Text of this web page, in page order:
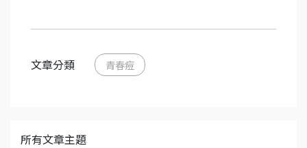
文章分類 青春痘
所有文章主題